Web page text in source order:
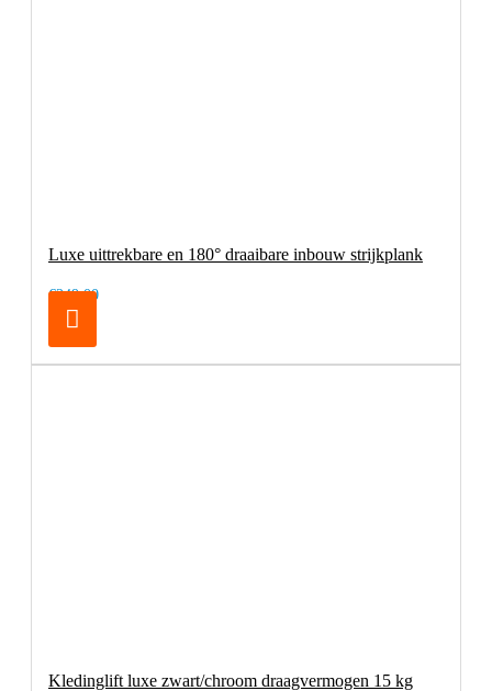
Luxe uittrekbare en 180° draaibare inbouw strijkplank
€249,00
Kledinglift luxe zwart/chroom draagvermogen 15 kg